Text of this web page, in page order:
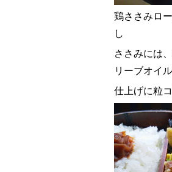
鶏ささみロ
し
ささみには
リーブオイ
仕上げに粒コ